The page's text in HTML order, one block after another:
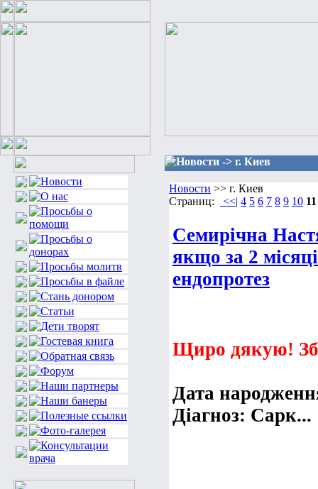
Новости -> г. Киев
Новости >> г. Киев
Страниц:
<<| 4 5 6 7 8 9 10 11
Семирічна
якщо за 2
ендопротез
Щиро дякую!
Дата
Діагноз: Сарк...